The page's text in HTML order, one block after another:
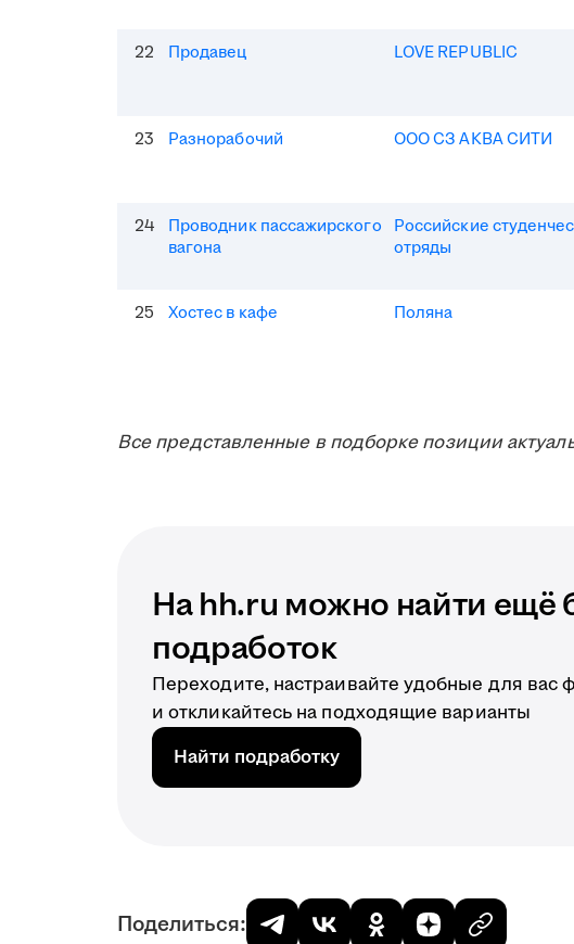
22 Продавец LOVE REPUBLIC
23 Разнорабочий ООО СЗ АКВА СИТИ
24
Проводник пассажирского
вагона
Российские
отряды
25 Хостес в кафе Поляна
Все представленные в подборке позиции
На hh.ru можно найти ещё
подработок
Переходите, настраивайте удобные для вас
и откликайтесь на подходящие варианты
Найти подработку
Поделиться: